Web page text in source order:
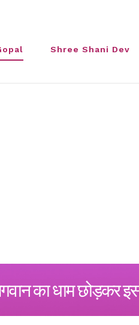
Shree Shani Dev
का धाम छोड़कर